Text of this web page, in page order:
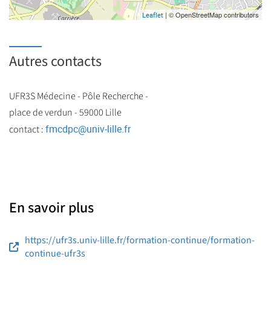
Leaflet | © OpenStreetMap contributors
Autres contacts
UFR3S Médecine - Pôle Recherche -
place de verdun - 59000 Lille
contact :fmcdpc@univ-lille.fr
En savoir plus
https://ufr3s.univ-lille.fr/formation-continue/formation-
continue-ufr3s